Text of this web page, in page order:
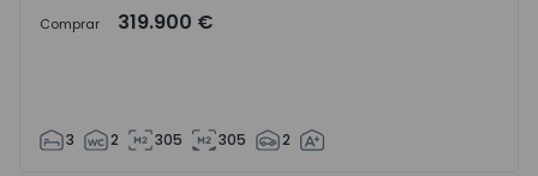
Comprar 319.900 €
3 2 305 305 2